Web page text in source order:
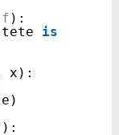
):
is
x):
):